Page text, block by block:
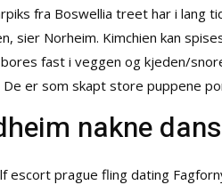
fra Boswellia treet har i
sier Norheim. Kimchien kan
fast i veggen og kjeden/
er som skapt store puppene
nakne
escort prague fling dating